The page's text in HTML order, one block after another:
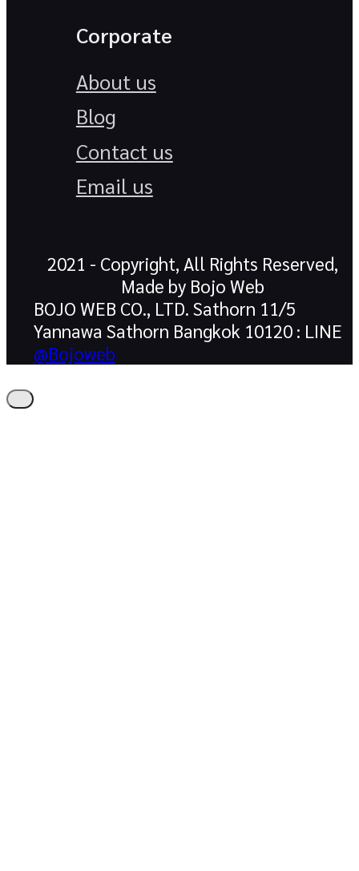
Corporate
About us
Blog
Contact us
Email us
2021 - Copyright, All Rights Reserved,
Made by Bojo Web
BOJO WEB CO., LTD. Sathorn 11/5
Yannawa Sathorn Bangkok 10120 : LINE
@Bojoweb